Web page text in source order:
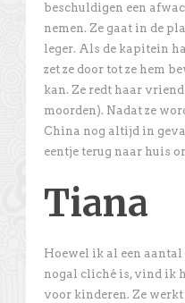
beschuldigen een
nemen. Ze gaat in de
leger. Als de kapitein
zet ze door tot ze hem
kan. Ze redt haar
moorden). Nadat ze
China nog altijd in
eentje terug naar huis
Tiana
Hoewel ik al een
nogal cliché is, vind ik
voor kinderen. Ze